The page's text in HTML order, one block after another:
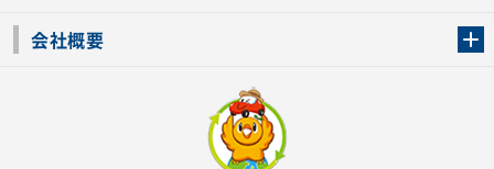
会社概要